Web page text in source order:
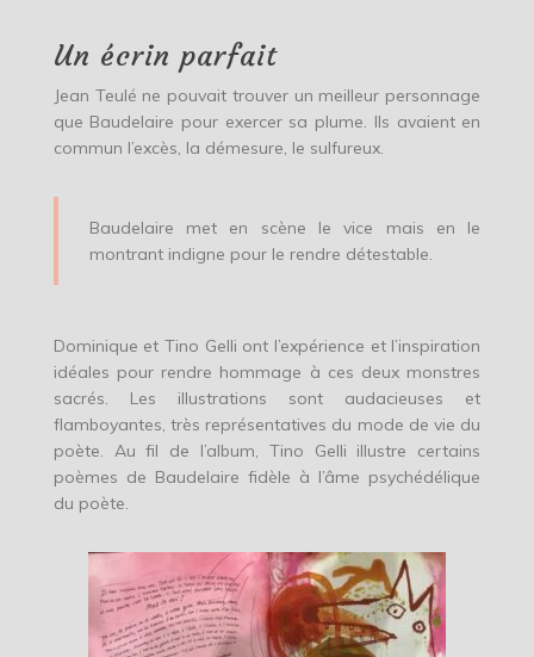
Un écrin parfait
Jean Teulé ne pouvait trouver un meilleur personnage
que Baudelaire pour exercer sa plume. Ils avaient en
commun l’excès, la démesure, le sulfureux.
Baudelaire met en scène le vice mais en le
montrant indigne pour le rendre détestable.
Dominique et Tino Gelli ont l’expérience et l’inspiration
idéales pour rendre hommage à ces deux monstres
sacrés. Les illustrations sont audacieuses et
flamboyantes, très représentatives du mode de vie du
poète. Au fil de l’album, Tino Gelli illustre certains
poèmes de Baudelaire fidèle à l’âme psychédélique
du poète.